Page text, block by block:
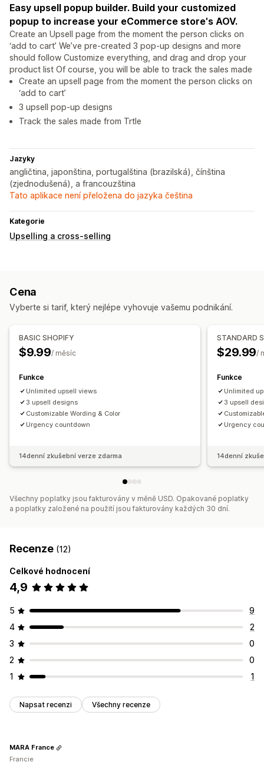
Easy upsell popup builder. Build your customized
popup to increase your eCommerce store's AOV.
Create an Upsell page from the moment the person clicks on
‘add to cart’ We’ve pre-created 3 pop-up designs and more
should follow Customize everything, and drag and drop your
product list Of course, you will be able to track the sales made
Create an upsell page from the moment the person clicks on
‘add to cart’
3 upsell pop-up designs
Track the sales made from Trtle
Jazyky
angličtina, japonština, portugalština (brazilská), čínština
(zjednodušená), a francouzština
Tato aplikace není přeložena do jazyka čeština
Kategorie
Upselling a cross-selling
Cena
Vyberte si tarif, který nejlépe vyhovuje vašemu podnikání.
BASIC SHOPIFY
$9.99/ měsíc
Funkce
Unlimited upsell views
3 upsell designs
Customizable Wording & Color
Urgency countdown
14denní zkušební verze zdarma
STANDARD
$29.99/
Funkce
Unlimited
3 upsell
Urgency
14denní
Všechny poplatky jsou fakturovány v měně USD. Opakované poplatky
a poplatky založené na použití jsou fakturovány každých 30 dní.
Recenze (12)
Celkové hodnocení
4,9
5
9
4
2
3
0
2
0
1
1
Napsat recenzi Všechny recenze
MARA France
Francie